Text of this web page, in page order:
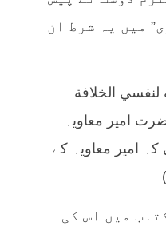
میں یہ شرط ان
الخلافة
امیر معاویہ
امیر معاویہ کے
میں اس کی